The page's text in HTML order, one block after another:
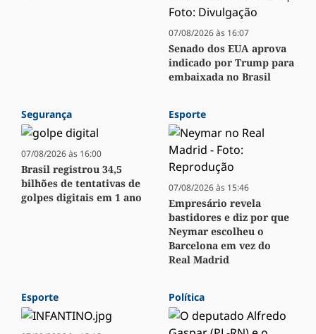
07/08/2026 às 16:07
Senado dos EUA aprova
indicado por Trump para
embaixada no Brasil
Segurança
07/08/2026 às 16:00
Brasil registrou 34,5
bilhões de tentativas de
golpes digitais em 1 ano
Esporte
07/08/2026 às 15:46
Empresário revela
bastidores e diz por que
Neymar escolheu o
Barcelona em vez do
Real Madrid
Esporte Política